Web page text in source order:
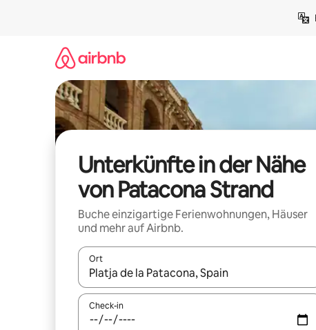
Unterkünfte in der Nähe
von Patacona Strand
Buche einzigartige Ferienwohnungen, Häuser
und mehr auf Airbnb.
Ort
Wenn Ergebnisse verfügbar sind, navigiere mit
Check-in